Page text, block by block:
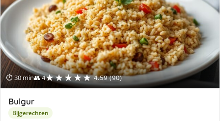
⏱ 30 min👥 4★★★★★ 4.59 (90)
Bulgur
Bijgerechten